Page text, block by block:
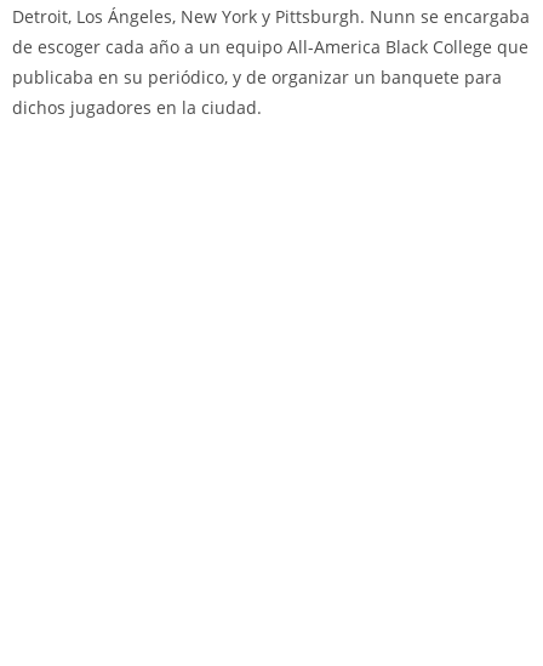
Detroit, Los Ángeles, New York y Pittsburgh. Nunn se encargaba
de escoger cada año a un equipo All-America Black College que
publicaba en su periódico, y de organizar un banquete para
dichos jugadores en la ciudad.